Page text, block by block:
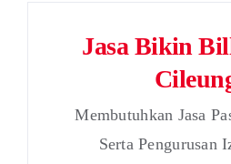
Jasa Bikin
Membutuhkan Jasa
Serta Pengurusan